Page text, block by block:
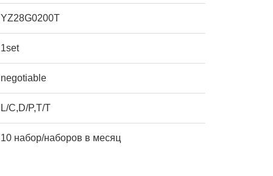
YZ28G0200T
1set
negotiable
L/C,D/P,T/T
10 набор/наборов в месяц